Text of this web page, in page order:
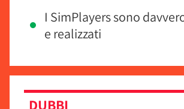
I SimPlayers sono
e realizzati
DUBBI